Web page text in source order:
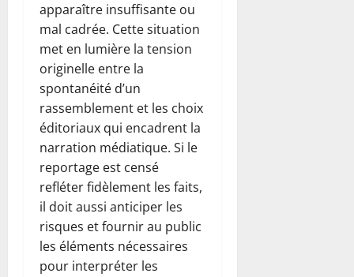
apparaître insuffisante ou
mal cadrée. Cette situation
met en lumière la tension
originelle entre la
spontanéité d’un
rassemblement et les choix
éditoriaux qui encadrent la
narration médiatique. Si le
reportage est censé
refléter fidèlement les faits,
il doit aussi anticiper les
risques et fournir au public
les éléments nécessaires
pour interpréter les